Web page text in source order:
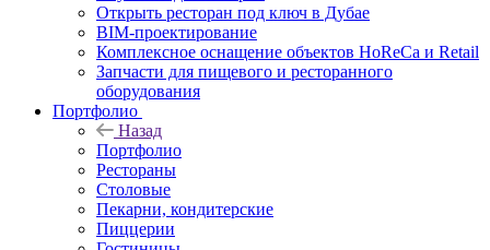
Открыть ресторан под ключ в Дубае
BIM-проектирование
Комплексное оснащение объектов HoReCa и Retail
Запчасти для пищевого и ресторанного
оборудования
Портфолио
Назад
Портфолио
Рестораны
Столовые
Пекарни, кондитерские
Пиццерии